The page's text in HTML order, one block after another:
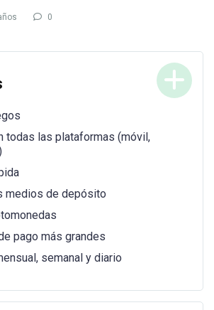
0
todas las plataformas (móvil,
medios de depósito
pago más grandes
semanal y diario